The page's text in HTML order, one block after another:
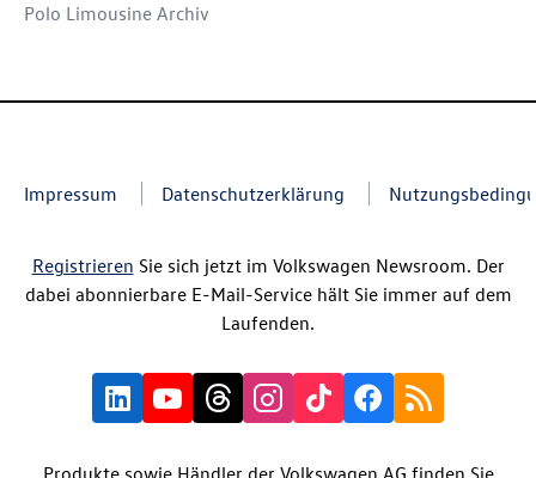
Polo Limousine Archiv
Impressum Datenschutzerklärung
Registrieren Sie sich jetzt im Volkswagen Newsroom. Der
dabei abonnierbare E-Mail-Service hält Sie immer auf dem
Laufenden.